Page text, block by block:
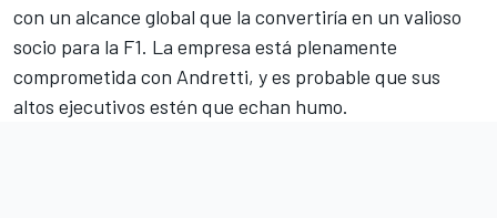
con un alcance global que la convertiría en un valioso
socio para la F1. La empresa está plenamente
comprometida con Andretti, y es probable que sus
altos ejecutivos estén que echan humo.